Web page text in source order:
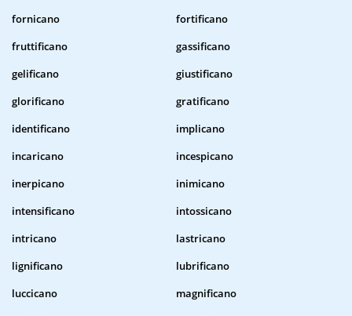
fornicano
fortificano
fruttificano
gassificano
gelificano
giustificano
glorificano
gratificano
identificano
implicano
incaricano
incespicano
inerpicano
inimicano
intensificano
intossicano
intricano
lastricano
lignificano
lubrificano
luccicano
magnificano